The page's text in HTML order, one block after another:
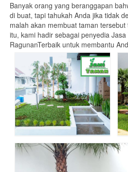
Banyak orang yang beranggapan
di buat, tapi tahukah Anda jika tidak
malah akan membuat taman
itu, kami hadir sebagai penyedia
RagunanTerbaik untuk membantu